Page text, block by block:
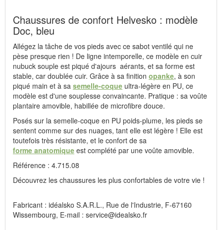
Chaussures de confort Helvesko : modèle
Doc, bleu
Allégez la tâche de vos pieds avec ce sabot ventilé qui ne
pèse presque rien ! De ligne intemporelle, ce modèle en cuir
nubuck souple est piqué d'ajours aérants, et sa forme est
stable, car doublée cuir. Grâce à sa finition opanke, à son
piqué main et à sa semelle-coque ultra-légère en PU, ce
modèle est d'une souplesse convaincante. Pratique : sa voûte
plantaire amovible, habillée de microfibre douce.
Posés sur la semelle-coque en PU poids-plume, les pieds se
sentent comme sur des nuages, tant elle est légère ! Elle est
toutefois très résistante, et le confort de sa
forme anatomique est complété par une voûte amovible.
Référence : 4.715.08
Découvrez les chaussures les plus confortables de votre vie !
Fabricant : idéalsko S.A.R.L., Rue de l'Industrie, F-67160
Wissembourg, E-mail : service@idealsko.fr